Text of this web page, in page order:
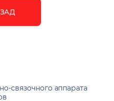
связочного аппарата